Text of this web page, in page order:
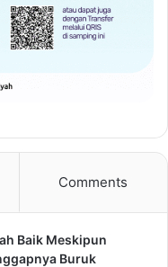
Comments
Baik Meskipun
Buruk